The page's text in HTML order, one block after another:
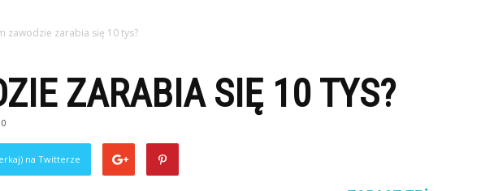
zawodzie zarabia się 10 tys?
ZARABIA SIĘ 10 TYS?
0
na Twitterze